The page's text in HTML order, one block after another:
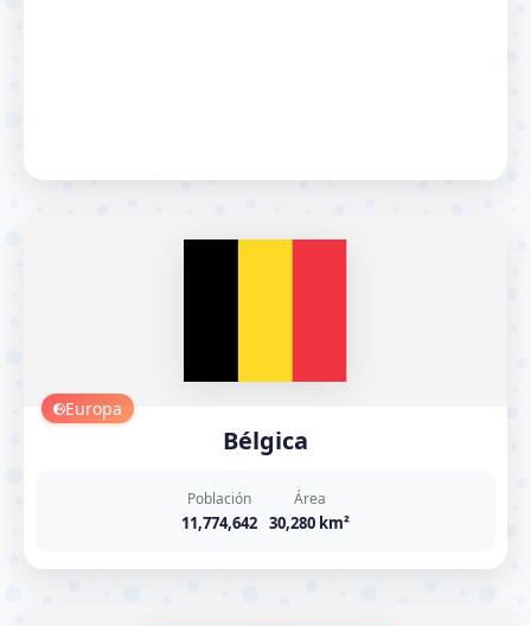
Europa
Bélgica
Población
11,774,642
Área
30,280 km²